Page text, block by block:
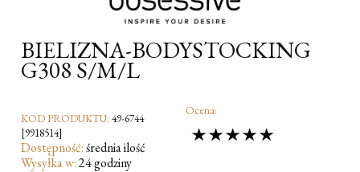
BIELIZNA-BODYSTOCKING
G308 S/M/L
KOD PRODUKTU: 49-6744
[9918514]
Dostępność:średnia ilość
Wysyłka w:24 godziny
Ocena: